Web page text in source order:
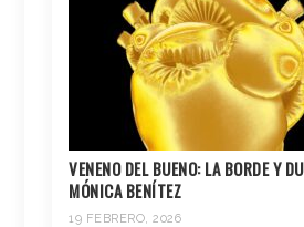
VENENO DEL BUENO: LA BORDE Y
MÓNICA BENÍTEZ
19 FEBRERO, 2026